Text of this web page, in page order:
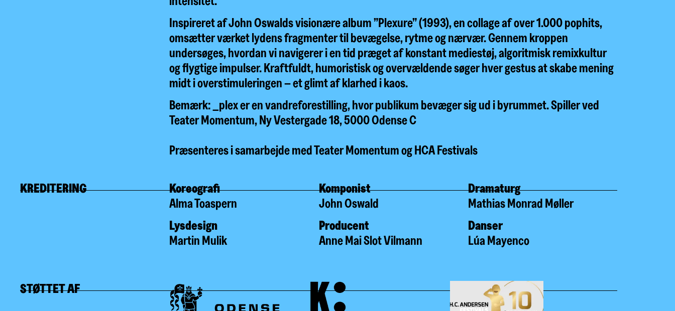
Inspireret af John Oswalds visionære album ”Plexure” (1993), en collage af over 1.000 pophits,
omsætter værket lydens fragmenter til bevægelse, rytme og nærvær. Gennem kroppen
undersøges, hvordan vi navigerer i en tid præget af konstant mediestøj, algoritmisk remixkultur
og flygtige impulser. Kraftfuldt, humoristisk og overvældende søger hver gestus at skabe mening
midt i overstimuleringen – et glimt af klarhed i kaos.
Bemærk: _plex er en vandreforestilling, hvor publikum bevæger sig ud i byrummet. Spiller ved
Teater Momentum, Ny Vestergade 18, 5000 Odense C
Præsenteres i samarbejde med Teater Momentum og HCA Festivals
KREDITERING
Koreografi
Alma Toaspern
Komponist
John Oswald
Dramaturg
Mathias Monrad Møller
Lysdesign
Martin Mulik
Producent
Anne Mai Slot Vilmann
Danser
Lúa Mayenco
STØTTET AF